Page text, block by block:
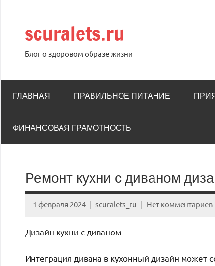
содержимому
scuralets.ru
Блог о здоровом образе жизни
ГЛАВНАЯ ПРАВИЛЬНОЕ ПИТАНИЕ
ФИНАНСОВАЯ ГРАМОТНОСТЬ
Ремонт кухни с диваном
1 февраля 2024 scuralets_ru Нет комментариев
Дизайн кухни с диваном
Интеграция дивана в кухонный дизайн может